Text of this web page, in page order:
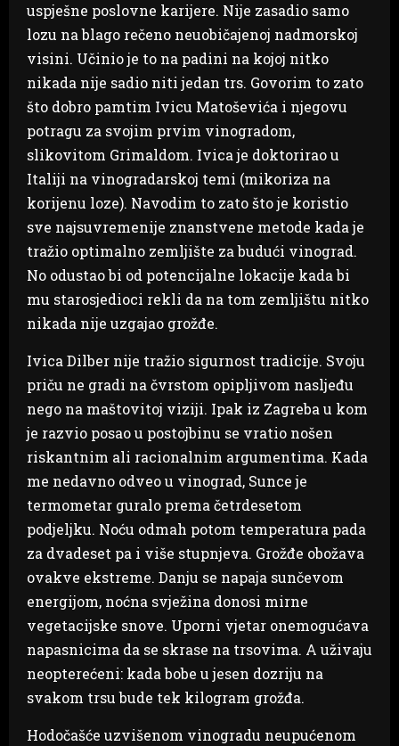
uspješne poslovne karijere. Nije zasadio samo
lozu na blago rečeno neuobičajenoj nadmorskoj
visini. Učinio je to na padini na kojoj nitko
nikada nije sadio niti jedan trs. Govorim to zato
što dobro pamtim Ivicu Matoševića i njegovu
potragu za svojim prvim vinogradom,
slikovitom Grimaldom. Ivica je doktorirao u
Italiji na vinogradarskoj temi (mikoriza na
korijenu loze). Navodim to zato što je koristio
sve najsuvremenije znanstvene metode kada je
tražio optimalno zemljište za budući vinograd.
No odustao bi od potencijalne lokacije kada bi
mu starosjedioci rekli da na tom zemljištu nitko
nikada nije uzgajao grožđe.
Ivica Dilber nije tražio sigurnost tradicije. Svoju
priču ne gradi na čvrstom opipljivom nasljeđu
nego na maštovitoj viziji. Ipak iz Zagreba u kom
je razvio posao u postojbinu se vratio nošen
riskantnim ali racionalnim argumentima. Kada
me nedavno odveo u vinograd, Sunce je
termometar guralo prema četrdesetom
podjeljku. Noću odmah potom temperatura pada
za dvadeset pa i više stupnjeva. Grožđe obožava
ovakve ekstreme. Danju se napaja sunčevom
energijom, noćna svježina donosi mirne
vegetacijske snove. Uporni vjetar onemogućava
napasnicima da se skrase na trsovima. A uživaju
neopterećeni: kada bobe u jesen dozriju na
svakom trsu bude tek kilogram grožđa.
Hodočašće uzvišenom vinogradu neupućenom